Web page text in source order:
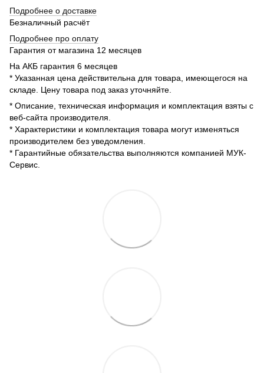
Подробнее о доставке
Безналичный расчёт
Подробнее про оплату
Гарантия от магазина 12 месяцев
На АКБ гарантия 6 месяцев
* Указанная цена действительна для товара, имеющегося на
складе. Цену товара под заказ уточняйте.
* Описание, техническая информация и комплектация взяты с
веб-сайта производителя.
* Характеристики и комплектация товара могут изменяться
производителем без уведомления.
* Гарантийные обязательства выполняются компанией МУК-
Сервис.